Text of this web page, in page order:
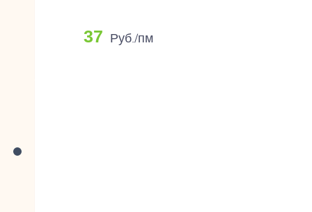
37 Руб./пм